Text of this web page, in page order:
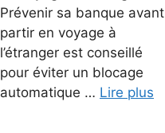
Prévenir sa banque avant
partir en voyage à
l’étranger est conseillé
pour éviter un blocage
automatique … Lire plus